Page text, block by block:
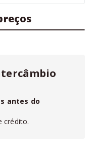
antes do
crédito.